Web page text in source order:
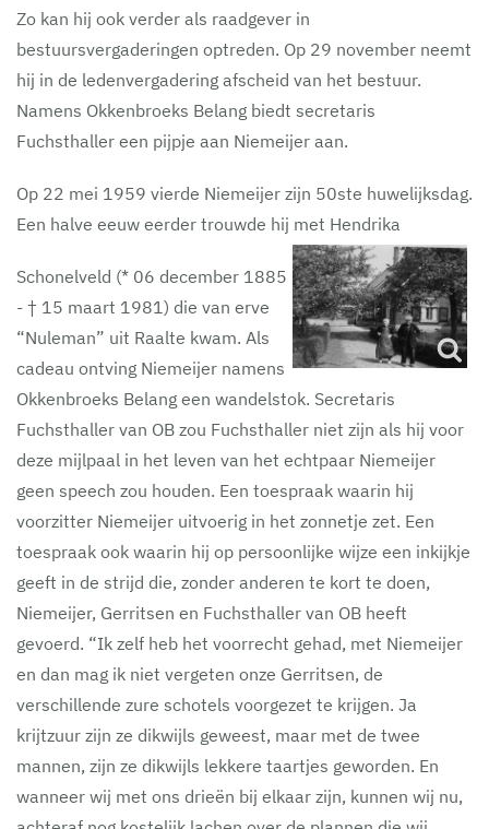
Zo kan hij ook verder als raadgever in
bestuursvergaderingen optreden. Op 29 november neemt
hij in de ledenvergadering afscheid van het bestuur.
Namens Okkenbroeks Belang biedt secretaris
Fuchsthaller een pijpje aan Niemeijer aan.
Op 22 mei 1959 vierde Niemeijer zijn 50ste huwelijksdag.
Een halve eeuw eerder trouwde hij met Hendrika
Schonelveld (* 06 december 1885
- † 15 maart 1981) die van erve
“Nuleman” uit Raalte kwam. Als
cadeau ontving Niemeijer namens
Okkenbroeks Belang een wandelstok. Secretaris
Fuchsthaller van OB zou Fuchsthaller niet zijn als hij voor
deze mijlpaal in het leven van het echtpaar Niemeijer
geen speech zou houden. Een toespraak waarin hij
voorzitter Niemeijer uitvoerig in het zonnetje zet. Een
toespraak ook waarin hij op persoonlijke wijze een inkijkje
geeft in de strijd die, zonder anderen te kort te doen,
Niemeijer, Gerritsen en Fuchsthaller van OB heeft
gevoerd. “Ik zelf heb het voorrecht gehad, met Niemeijer
en dan mag ik niet vergeten onze Gerritsen, de
verschillende zure schotels voorgezet te krijgen. Ja
krijtzuur zijn ze dikwijls geweest, maar met de twee
mannen, zijn ze dikwijls lekkere taartjes geworden. En
wanneer wij met ons drieën bij elkaar zijn, kunnen wij nu,